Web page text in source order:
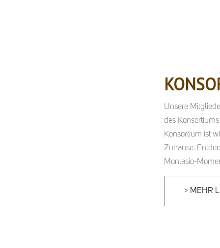
Unsere
des
Konsortium ist
Zuhause.
Montasio-
MEHR